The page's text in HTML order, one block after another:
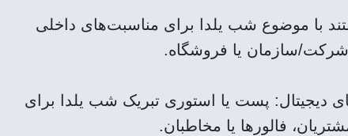
با موضوع شب یلدا برای مناسبت‌های داخلی
شرکت/سازمان یا فروشگاه.
دیجیتال: پست یا استوری تبریک شب یلدا برای
فالورها یا مخاطبان.